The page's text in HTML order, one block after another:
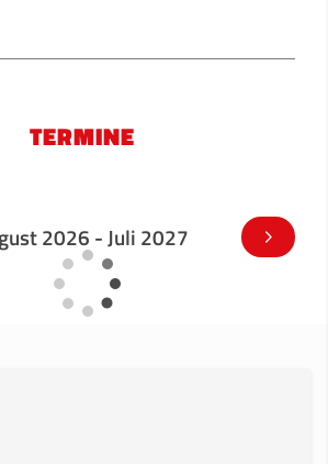
TERMINE
2026 - Juli 2027